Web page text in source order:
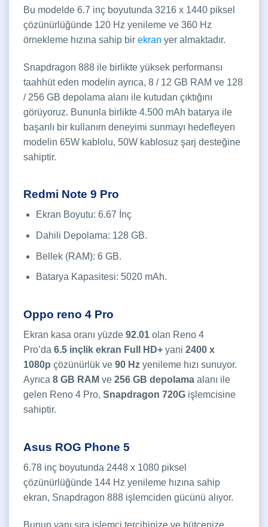
Bu modelde 6.7 inç boyutunda 3216 x 1440 piksel
çözünürlüğünde 120 Hz yenileme ve 360 Hz
örnekleme hızına sahip bir ekran yer almaktadır.
Snapdragon 888 ile birlikte yüksek performansı
taahhüt eden modelin ayrıca, 8 / 12 GB RAM ve 128
/ 256 GB depolama alanı ile kutudan çıktığını
görüyoruz. Bununla birlikte 4.500 mAh batarya ile
başarılı bir kullanım deneyimi sunmayı hedefleyen
modelin 65W kablolu, 50W kablosuz şarj desteğine
sahiptir.
Redmi Note 9 Pro
Ekran Boyutu: 6.67 İnç
Dahili Depolama: 128 GB.
Bellek (RAM): 6 GB.
Batarya Kapasitesi: 5020 mAh.
Oppo reno 4 Pro
Ekran kasa oranı yüzde 92.01 olan Reno 4
Pro’da 6.5 inçlik ekran Full HD+ yani 2400 x
1080p çözünürlük ve 90 Hz yenileme hızı sunuyor.
Ayrıca 8 GB RAM ve 256 GB depolama alanı ile
gelen Reno 4 Pro, Snapdragon 720G işlemcisine
sahiptir.
Asus ROG Phone 5
6.78 inç boyutunda 2448 x 1080 piksel
çözünürlüğünde 144 Hz yenileme hızına sahip
ekran, Snapdragon 888 işlemciden gücünü alıyor.
Bunun yanı sıra işlemci tercihinize ve bütçenize